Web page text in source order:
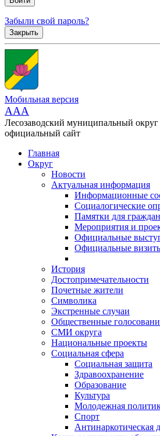
Забыли свой пароль?
Закрыть
Мобильная версия
AAA
Лесозаводский муниципальный округ
официальный сайт
Главная
Округ
Новости
Актуальная информация
Информационные
Социалогические
Памятки для
Мероприятия и
Официальные
Официальные
История
Достопримечательности
Почетные жители
Символика
Экстренные случаи
Общественные
СМИ округа
Национальные проекты
Социальная сфера
Социальная защита
Здравоохранение
Образование
Культура
Молодежная
Спорт
Антинаркотическая